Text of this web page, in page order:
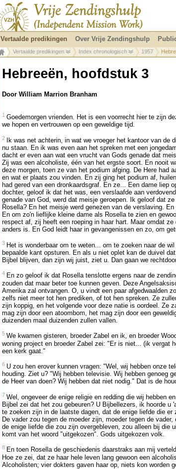
Hebreeën, hoofdstuk 3
Door William Marrion Branham
1 Goedemorgen vrienden. Het is een voorrecht hier te zijn
we hopen en vertrouwen op een geweldige tijd.
2
Ik was net achterin, in wat we vroeger het kantoor van de
nu staan. En ik was even aan het spreken met een
dacht er even aan wat een vrucht van Gods genade dat
Zij was een alcoholiste, één van het ergste soort. En nooit
deze morgen, toen ze van het podium afging. De Here had
en wat er plaats zou vinden. En zij ging het podium af,
had gered van een dronkaardsgraf. En ze... Een dame liep
dochter, geloof ik dat het was, een verslaafde aan
genade van God, werd dat meisje geroepen. Ik geloof dat
Rosella? En het meisje werd genezen van de verslaving.
En om zo'n lieflijke kleine dame als Rosella te zien en
respect af, zij heeft een roeping in haar hart. Maar omdat
anders is. En God leidt haar in gevangenissen en zo, om
3 Het is wonderbaar om te weten... om te zoeken naar de
bepaalde kant opsturen. En als u niet oplet kan de duivel
Bijbel blijven, dan zijn wij juist, ziet u. Dan gaan we
4 En zo geloof ik dat Rosella tenslotte ergens naar de
zouden dat maar beter toe kunnen geven. Deze
Amerika zal ontvangen. O, u vindt een paar afgedwaalden
zelfs niet meer tot hen prediken, of tot hen spreken. Ze
zijn koppig, en het volgende voor deze natie is oordeel. Ze
mag zijn door een atoombom, het mag zijn door een
duizenden maal duizenden zullen vallen.
5 We kwamen gisteren, broeder Zabel en ik, en broeder
woning project en broeder Zabel zei: "Er is niet... (ik vergat
een kerk gaat."
6 U zou hen erover kunnen vragen: "Wel, wij hebben onze
houding. Ziet u? "Wij hebben televisie. Wij hebben genoeg
de Heer van doen? Wij hebben dat niet nodig." Dat is de
7 Wel, ongeveer de enige religie en redding die wij hebben
Bijbel zei dat het zou gebeuren? U Bijbellezers, ik hoorde
te zoeken zijn in de laatste dagen, dat de enige liefde die
De vader zou tegen de moeder zijn, moeder tegen de
de enige liefde die zou zijn overgebleven, zou alleen bij die
komt van het woord "uitgekozen". Gods uitgekozen volk.
8 En toen Rosella de geschiedenis daarstraks aan mij
Hoe ze zei, dat ze haar hele leven lang gewoon een
Alcoholisten; vier dokters gaven haar op, niets kon worden
Vertaalde predikingen Over Vrije Zendingshulp
Vertaalde predikingen Index chronologisch 1957